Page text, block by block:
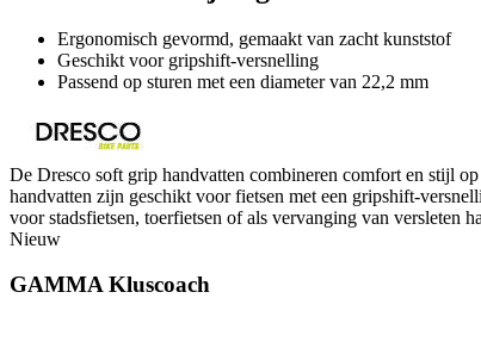
Ergonomisch gevormd, gemaakt van zacht kunststof
Geschikt voor gripshift-versnelling
Passend op sturen met een diameter van 22,2 mm
De Dresco soft grip handvatten combineren comfort en stijl
handvatten zijn geschikt voor fietsen met een gripshift-
voor stadsfietsen, toerfietsen of als vervanging van versleten
Nieuw
GAMMA Kluscoach